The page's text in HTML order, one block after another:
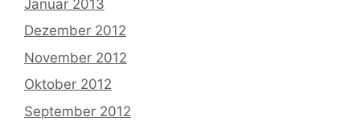
Januar 2013
Dezember 2012
November 2012
Oktober 2012
September 2012